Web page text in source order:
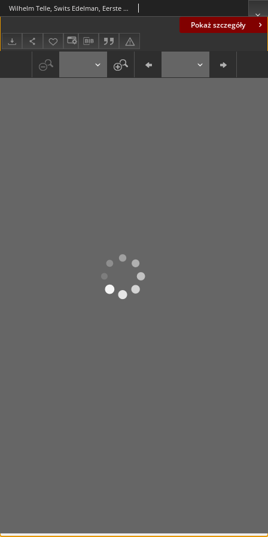
Pokaż szczegóły
Wilhelm Telle, Swits Edelman, Eerste Authem der vaderlantscher vryheyt